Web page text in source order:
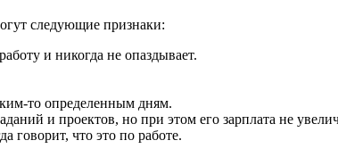
следующие признаки:
и никогда не опаздывает.
то определенным дням.
и проектов, но при этом его зарплата не
говорит, что это по работе.